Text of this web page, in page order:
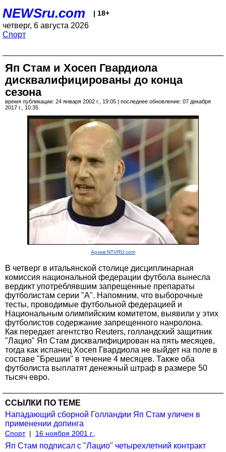
NEWSru.com | 18+
четверг, 6 августа 2026
Спорт
Яп Стам и Хосеп Гвардиола
дисквалифицированы до конца
сезона
время публикации: 24 января 2002 г., 19:05 | последнее обновление: 07 декабря
2017 г., 10:35
Архив NTVRU.com
В четверг в итальянской столице дисциплинарная
комиссия национальной федерации футбола вынесла
вердикт употреблявшим запрещенные препараты
футболистам серии "А". Напомним, что выборочные
тесты, проводимые футбольной федерацией и
Национальным олимпийским комитетом, выявили у этих
футболистов содержание запрещенного нанролона.
Как передает агентство Reuters, голландский защитник
"Лацио" Яп Стам дисквалифицирован на пять месяцев,
тогда как испанец Хосеп Гвардиола не выйдет на поле в
составе "Брешии" в течение 4 месяцев. Также оба
футболиста выплатят денежный штраф в размере 50
тысяч евро.
ССЫЛКИ ПО ТЕМЕ
Нападающий сборной Голландии Яп Стам уличен в
применении допинга
Спорт | 16 ноября 2001 г.,
Яп Стам подписал с "Лацио" четырехлетний контракт